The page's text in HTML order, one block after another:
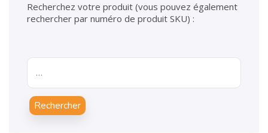
Recherchez votre produit (vous pouvez également
rechercher par numéro de produit SKU) :
Rechercher